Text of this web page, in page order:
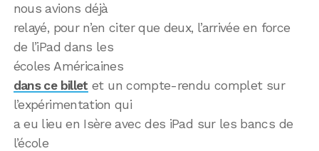
nous avions déjà
relayé, pour n’en citer que deux, l’arrivée en force
de l’iPad dans les
écoles Américaines
dans ce billet et un compte-rendu complet sur
l’expérimentation qui
a eu lieu en Isère avec des iPad sur les bancs de
l’école